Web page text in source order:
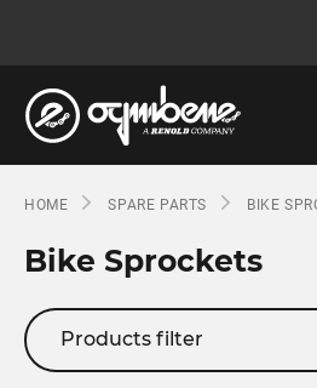
HOME SPARE PARTS BIKE
Bike Sprockets
Products filter